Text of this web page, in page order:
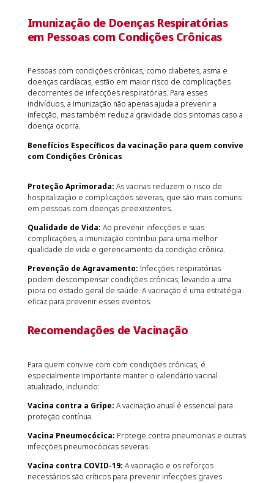
Imunização de Doenças Respiratórias
em Pessoas com Condições Crônicas
Pessoas com condições crônicas, como diabetes, asma e
doenças cardíacas, estão em maior risco de complicações
decorrentes de infecções respiratórias. Para esses
indivíduos, a imunização não apenas ajuda a prevenir a
infecção, mas também reduz a gravidade dos sintomas caso a
doença ocorra.
Benefícios Específicos da vacinação para quem convive
com Condições Crônicas
Proteção Aprimorada: As vacinas reduzem o risco de
hospitalização e complicações severas, que são mais comuns
em pessoas com doenças preexistentes.
Qualidade de Vida: Ao prevenir infecções e suas
complicações, a imunização contribui para uma melhor
qualidade de vida e gerenciamento da condição crônica.
Prevenção de Agravamento: Infecções respiratórias
podem descompensar condições crônicas, levando a uma
piora no estado geral de saúde. A vacinação é uma estratégia
eficaz para prevenir esses eventos.
Recomendações de Vacinação
Para quem convive com com condições crônicas, é
especialmente importante manter o calendário vacinal
atualizado, incluindo:
Vacina contra a Gripe: A vacinação anual é essencial para
proteção contínua.
Vacina Pneumocócica: Protege contra pneumonias e outras
infecções pneumocócicas severas.
Vacina contra COVID-19: A vacinação e os reforços
necessários são críticos para prevenir infecções graves.